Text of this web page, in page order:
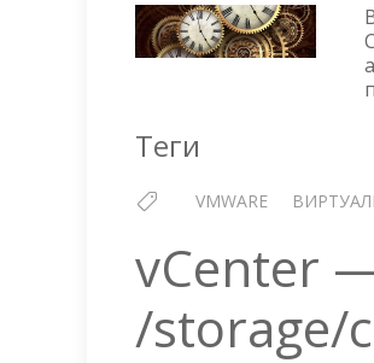
Теги
VMWARE
vCenter
/storage/